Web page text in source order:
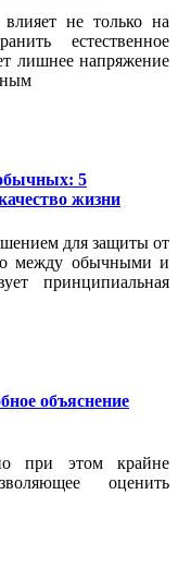
не только на
естественное
лишнее напряжение
5
жизни
для защиты от
между обычными и
принципиальная
объяснение
при этом крайне
оценить